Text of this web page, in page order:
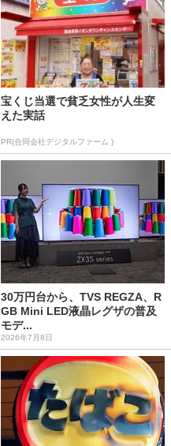
宝くじ当選で貧乏女性が人生変
えた実話
PR(合同会社デジタルファーム )
30万円台から、TVS REGZA、R
GB Mini LED液晶レグザの普及
モデ...
2026年7月8日